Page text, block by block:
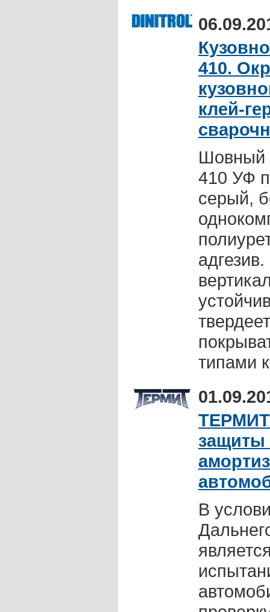
410.
клей-
Шовный
410 УФ
серый,
типами
защиты
В